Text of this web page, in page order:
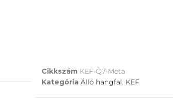
Cikkszám KEF-Q7-Meta
Kategória Álló hangfal, KEF